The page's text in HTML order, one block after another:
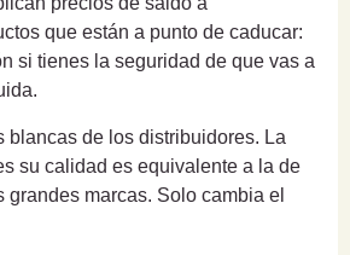
que están a punto de caducar:
si tienes la seguridad de que vas a
blancas de los distribuidores. La
su calidad es equivalente a la de
grandes marcas. Solo cambia el